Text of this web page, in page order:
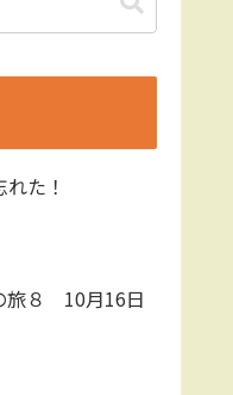
た！
旅８ 10月16日